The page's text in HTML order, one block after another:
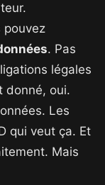
pouvez
. Pas
légales
donné, oui.
Les
qui veut ça. Et
Mais